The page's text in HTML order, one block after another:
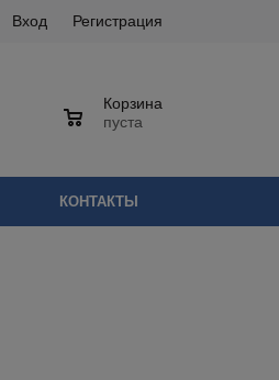
Вход Регистрация
Корзина
пуста
КОНТАКТЫ